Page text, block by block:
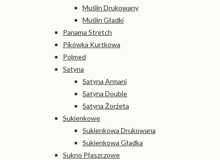
Muślin Drukowany
Muślin Gładki
Panama Stretch
Pikówka Kurtkowa
Polmed
Satyna
Satyna Armani
Satyna Double
Satyna Żorżeta
Sukienkowe
Sukienkowa Drukowana
Sukienkowa Gładka
Sukno Płaszczowe